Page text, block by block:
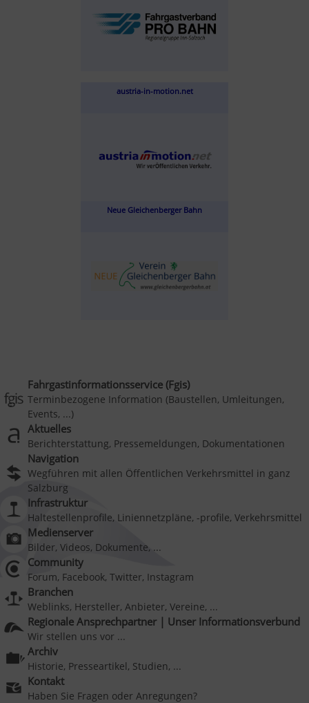
austria-in-motion.net
Neue Gleichenberger Bahn
Fahrgastinformationsservice (Fgis)
Terminbezogene Information (Baustellen, Umleitungen,
Events, ...)
Aktuelles
Berichterstattung, Pressemeldungen, Dokumentationen
Navigation
Wegführen mit allen Öffentlichen Verkehrsmittel in ganz
Salzburg
Infrastruktur
Haltestellenprofile, Liniennetzpläne, -profile, Verkehrsmittel
Medienserver
Bilder, Videos, Dokumente, ...
Community
Forum, Facebook, Twitter, Instagram
Branchen
Weblinks, Hersteller, Anbieter, Vereine, ...
Regionale Ansprechpartner | Unser Informationsverbund
Wir stellen uns vor ...
Archiv
Historie, Presseartikel, Studien, ...
Kontakt
Haben Sie Fragen oder Anregungen?